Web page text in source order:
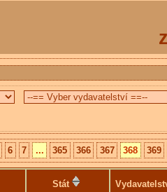
6 7 ... 365 366 367 368 369
Stát